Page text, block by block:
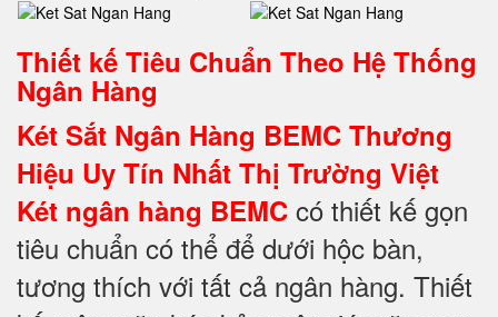
Thiết kế Tiêu Chuẩn Theo Hệ Thống
Ngân Hàng
Két Sắt Ngân Hàng BEMC Thương
Hiệu Uy Tín Nhất Thị Trường Việt
Két ngân hàng BEMC có thiết kế gọn
tiêu chuẩn có thể để dưới hộc bàn,
tương thích với tất cả ngân hàng. Thiết